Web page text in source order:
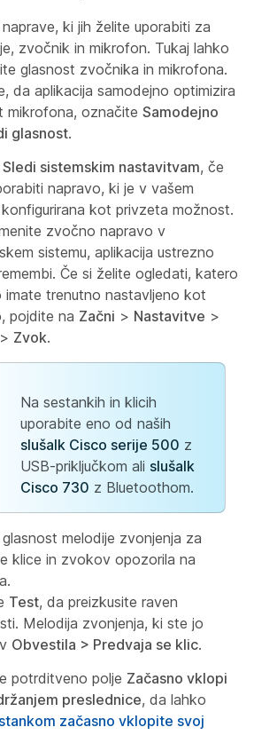
ki jih želite uporabiti za
zvočnik in mikrofon. Tukaj lahko
glasnost zvočnika in mikrofona.
da aplikacija samodejno optimizira
mikrofona, označite Samodejno
glasnost.
Sledi sistemskim nastavitvam, če
napravo, ki je v vašem
kot privzeta možnost.
zvočno napravo v
sistemu, aplikacija ustrezno
Če si želite ogledati, katero
imate trenutno nastavljeno kot
pojdite na Začni > Nastavitve >
> Zvok.
Na sestankih in klicih
uporabite eno od naših
slušalk Cisco serije 500 z
USB-priključkom ali slušalk
Cisco 730 z Bluetoothom.
melodije zvonjenja za
klice in zvokov opozorila na
Test, da preizkusite raven
Melodija zvonjenja, ki ste jo
Obvestila > Predvaja se klic.
potrditveno polje Začasno vklopi
preslednice, da lahko
začasno vklopite svoj